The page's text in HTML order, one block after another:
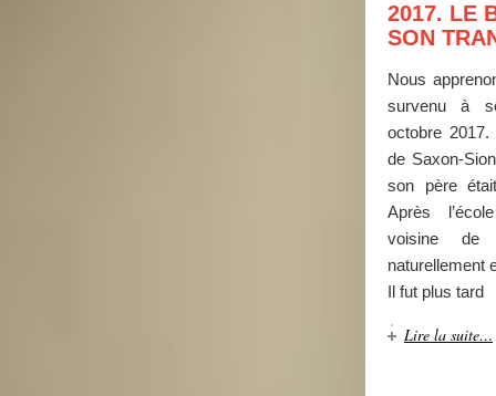
2017. LE
SON
Nous
survenu à
octobre
de Saxon-
son père
Après
voisine
naturellement
Il fut plus tard
Lire la suite…